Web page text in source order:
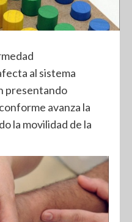
al sistema
presentando
avanza la
la movilidad de la